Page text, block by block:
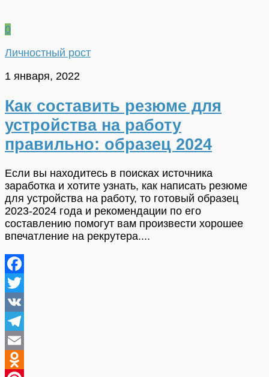
0
Личностный рост
1 января, 2022
Как составить резюме для
устройства на работу
правильно: образец 2024
Если вы находитесь в поисках источника
заработка и хотите узнать, как написать резюме
для устройства на работу, то готовый образец
2023-2024 года и рекомендации по его
составлению помогут вам произвести хорошее
впечатление на рекрутера....
Facebook
Twitter
VK
Telegram
Email